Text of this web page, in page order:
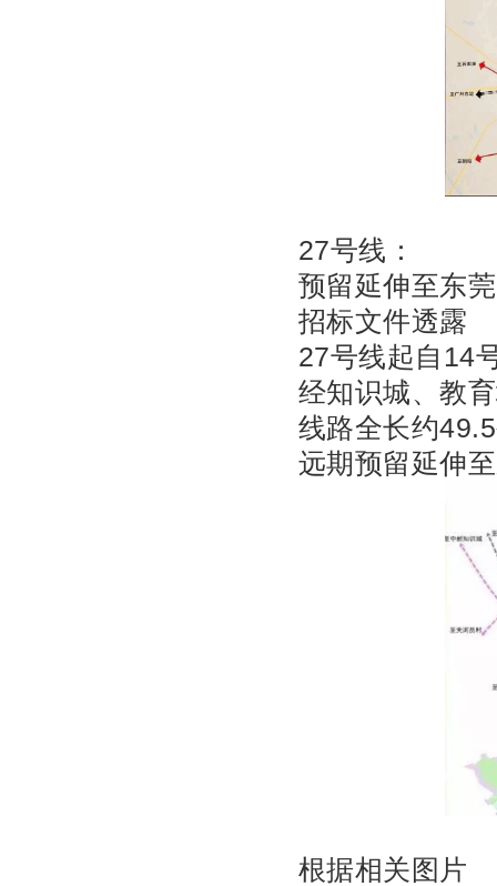
27号线：
预留延伸至东
招标文件透露
27号线起自14
经知识城、教
线路全长约
远期预留延伸
根据相关图片